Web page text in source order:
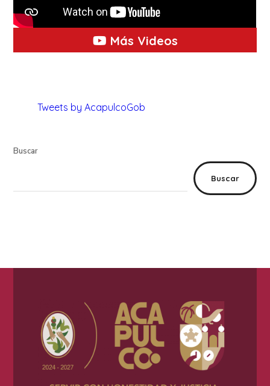
Más Videos
Tweets by AcapulcoGob
Buscar
Buscar